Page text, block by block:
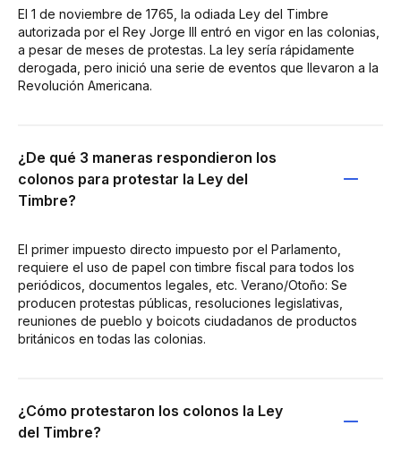
El 1 de noviembre de 1765, la odiada Ley del Timbre
autorizada por el Rey Jorge III entró en vigor en las colonias,
a pesar de meses de protestas. La ley sería rápidamente
derogada, pero inició una serie de eventos que llevaron a la
Revolución Americana.
¿De qué 3 maneras respondieron los
colonos para protestar la Ley del
Timbre?
El primer impuesto directo impuesto por el Parlamento,
requiere el uso de papel con timbre fiscal para todos los
periódicos, documentos legales, etc. Verano/Otoño: Se
producen protestas públicas, resoluciones legislativas,
reuniones de pueblo y boicots ciudadanos de productos
británicos en todas las colonias.
¿Cómo protestaron los colonos la Ley
del Timbre?